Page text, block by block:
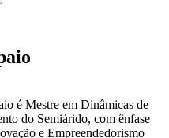
é Mestre em Dinâmicas de
do Semiárido, com ênfase
e Empreendedorismo